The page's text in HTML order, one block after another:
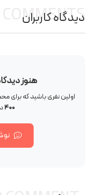
دیدگاه کاربران
COMMENTS
هنوز
اولین نفری باشید که برای
۴۰۰